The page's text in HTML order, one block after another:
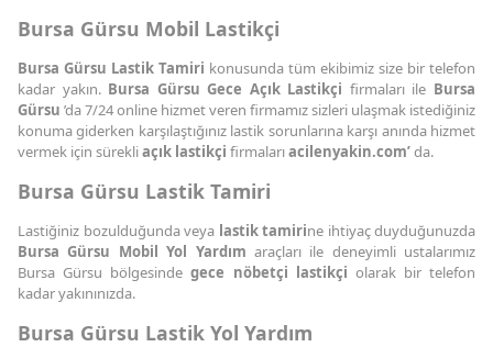
Bursa Gürsu Mobil Lastikçi
Bursa Gürsu Lastik Tamiri konusunda tüm ekibimiz size bir telefon
kadar yakın. Bursa Gürsu Gece Açık Lastikçi firmaları ile Bursa
Gürsu ’da 7/24 online hizmet veren firmamız sizleri ulaşmak istediğiniz
konuma giderken karşılaştığınız lastik sorunlarına karşı anında hizmet
vermek için sürekliaçık lastikçi firmalarıacilenyakin.com’da.
Bursa Gürsu Lastik Tamiri
Lastiğiniz bozulduğunda veya lastik tamirine ihtiyaç duyduğunuzda
Bursa Gürsu Mobil Yol Yardım araçları ile deneyimli ustalarımız
Bursa Gürsu bölgesindegece nöbetçi lastikçi olarak bir telefon
kadar yakınınızda.
Bursa Gürsu Lastik Yol Yardım